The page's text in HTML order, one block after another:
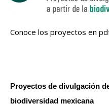
Conoce los proyectos en
Proyectos de divulgación
biodiversidad mexicana